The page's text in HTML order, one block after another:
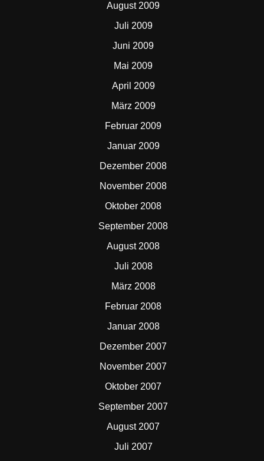
August 2009
Juli 2009
Juni 2009
Mai 2009
April 2009
März 2009
Februar 2009
Januar 2009
Dezember 2008
November 2008
Oktober 2008
September 2008
August 2008
Juli 2008
März 2008
Februar 2008
Januar 2008
Dezember 2007
November 2007
Oktober 2007
September 2007
August 2007
Juli 2007